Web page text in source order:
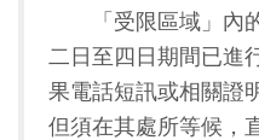
「受限區域」內的
二日至四日期間已進
果電話短訊或相關證
但須在其處所等候，